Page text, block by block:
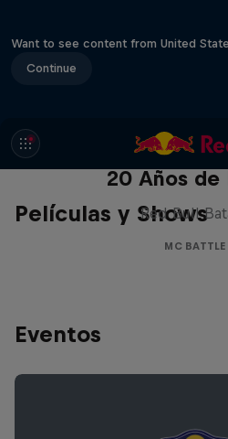
Want to see content from United
Continue
Películas y Shows
Red Bull Batalla
20 Años de
Red Bull
MC BATTLE
Eventos